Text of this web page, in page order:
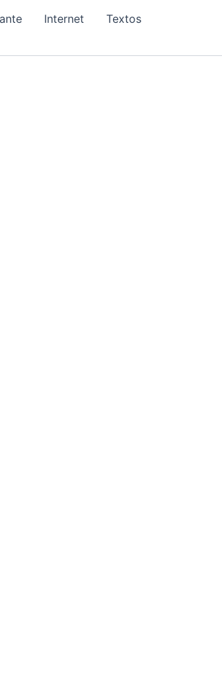
Internet
Textos